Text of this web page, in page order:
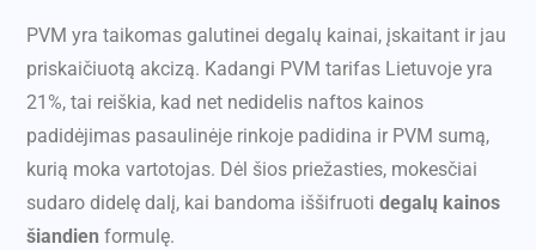
PVM yra taikomas galutinei degalų kainai, įskaitant ir jau
priskaičiuotą akcizą. Kadangi PVM tarifas Lietuvoje yra
21%, tai reiškia, kad net nedidelis naftos kainos
padidėjimas pasaulinėje rinkoje padidina ir PVM sumą,
kurią moka vartotojas. Dėl šios priežasties, mokesčiai
sudaro didelę dalį, kai bandoma iššifruoti degalų kainos
šiandien formulę.